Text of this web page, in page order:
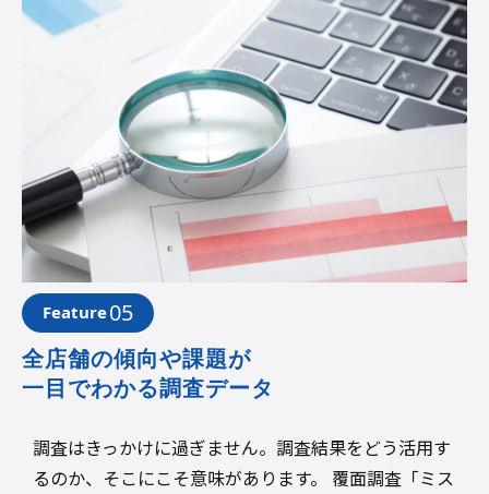
Feature05
全店舗の傾向や課題が
一目でわかる調査データ
調査はきっかけに過ぎません。調査結果をどう活用す
るのか、そこにこそ意味があります。 覆面調査「ミス